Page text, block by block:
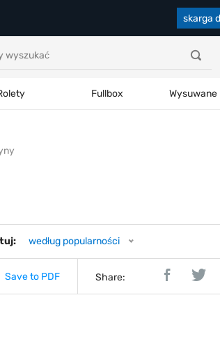
skarga
Fullbox Wysuwane
według popularności
Save to PDF Share: